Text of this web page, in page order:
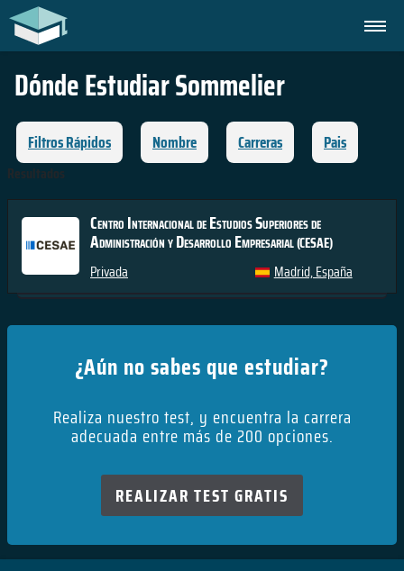
Dónde EstudiarSommelier
Filtros Rápidos Nombre Carreras Pais
Resultados
Centro Internacional de Estudios Superiores de
Administración y Desarrollo Empresarial(CESAE)
Privada Madrid, España
¿Aún no sabes que estudiar?
Realiza nuestro test, y encuentra la carrera
adecuada entre más de 200 opciones.
REALIZAR TEST GRATIS